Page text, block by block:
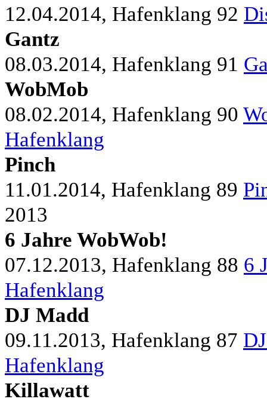
12.04.2014, Hafenklang 92
Gantz
08.03.2014, Hafenklang 91
WobMob
08.02.2014, Hafenklang 90
Hafenklang
Pinch
11.01.2014, Hafenklang 89
2013
6 Jahre WobWob!
07.12.2013, Hafenklang 88 6
Hafenklang
DJ Madd
09.11.2013, Hafenklang 87
Hafenklang
Killawatt